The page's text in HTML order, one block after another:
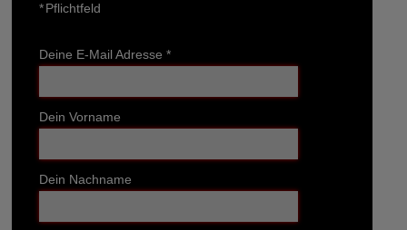
*Pflichtfeld
Deine E-Mail Adresse *
Dein Vorname
Dein Nachname